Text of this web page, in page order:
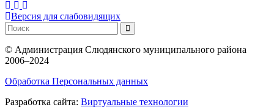
Версия для слабовидящих
© Администрация Слюдянского муниципального района
2006–2024
Обработка Персональных данных
Разработка сайта: Виртуальные технологии